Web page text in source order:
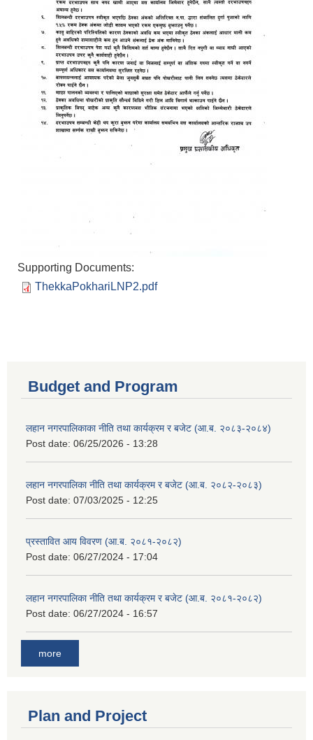
Supporting Documents:
ThekkaPokhariLNP2.pdf
Budget and Program
लहान नगरपालिकाका नीति तथा कार्यक्रम र बजेट (आ.ब. २०८३-२०८४)
Post date: 06/25/2026 - 13:28
लहान नगरपालिका नीति तथा कार्यक्रम र बजेट (आ.ब. २०८२-२०८३)
Post date: 07/03/2025 - 12:25
प्रस्तावित आय विवरण (आ.ब. २०८१-२०८२)
Post date: 06/27/2024 - 17:04
लहान नगरपालिका नीति तथा कार्यक्रम र बजेट (आ.ब. २०८१-२०८२)
Post date: 06/27/2024 - 16:57
more
Plan and Project